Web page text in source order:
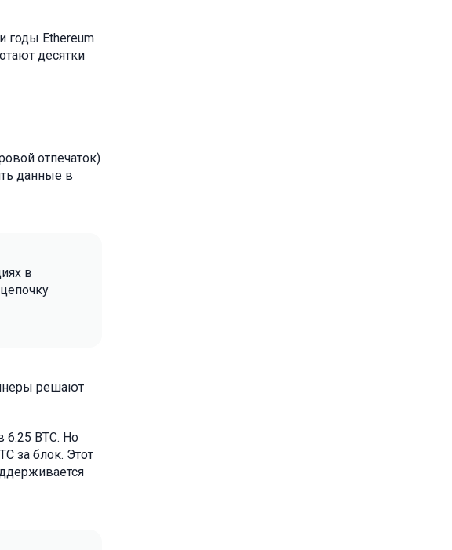
годы Ethereum
десятки
отпечаток)
данные в
в
решают
BTC. Но
за блок. Этот